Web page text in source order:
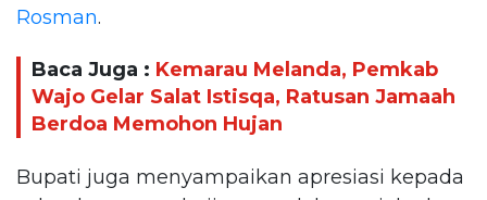
Rosman.
Baca Juga : Kemarau Melanda, Pemkab
Wajo Gelar Salat Istisqa, Ratusan Jamaah
Berdoa Memohon Hujan
Bupati juga menyampaikan apresiasi kepada